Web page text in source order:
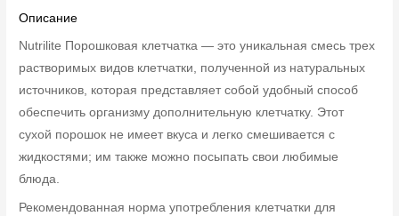
Описание
Nutrilite Порошковая клетчатка — это уникальная смесь трех
растворимых видов клетчатки, полученной из натуральных
источников, которая представляет собой удобный способ
обеспечить организму дополнительную клетчатку. Этот
сухой порошок не имеет вкуса и легко смешивается с
жидкостями; им также можно посыпать свои любимые
блюда.
Рекомендованная норма употребления клетчатки для